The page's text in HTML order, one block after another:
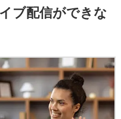
ブ配信ができな